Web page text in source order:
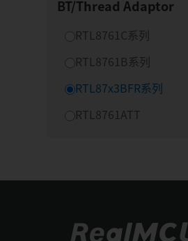
BT/​Thread Adaptor
RTL8761C系列
RTL8761B系列
RTL87x3BFR系列
RTL8761ATT